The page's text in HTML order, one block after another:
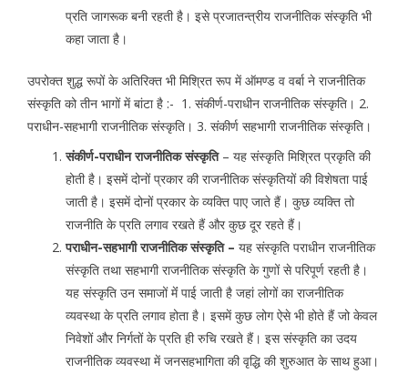
प्रति जागरूक बनी रहती है। इसे प्रजातन्त्रीय राजनीतिक संस्कृति भी
कहा जाता है।
उपरोक्त शुद्ध रूपों के अतिरिक्त भी मिश्रित रूप में ऑमण्ड व वर्बा ने राजनीतिक
संस्कृति को तीन भागों में बांटा है :- 1. संकीर्ण-पराधीन राजनीतिक संस्कृति। 2.
पराधीन-सहभागी राजनीतिक संस्कृति। 3. संकीर्ण सहभागी राजनीतिक संस्कृति।
संकीर्ण-पराधीन राजनीतिक संस्कृति – यह संस्कृति मिश्रित प्रकृति की
होती है। इसमें दोनों प्रकार की राजनीतिक संस्कृतियों की विशेषता पाई
जाती है। इसमें दोनों प्रकार के व्यक्ति पाए जाते हैं। कुछ व्यक्ति तो
राजनीति के प्रति लगाव रखते हैं और कुछ दूर रहते हैं।
पराधीन-सहभागी राजनीतिक संस्कृति – यह संस्कृति पराधीन राजनीतिक
संस्कृति तथा सहभागी राजनीतिक संस्कृति के गुणों से परिपूर्ण रहती है।
यह संस्कृति उन समाजों मेंं पाई जाती है जहां लोगों का राजनीतिक
व्यवस्था के प्रति लगाव होता है। इसमें कुछ लोग ऐसे भी होते हैं जो केवल
निवेशों और निर्गतों के प्रति ही रुचि रखते हैं। इस संस्कृति का उदय
राजनीतिक व्यवस्था में जनसहभागिता की वृद्धि की शुरुआत के साथ हुआ।